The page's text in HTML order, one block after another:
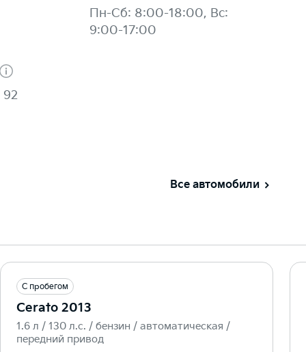
92
Пн-Сб: 8:00-18:00, Вс:
9:00-17:00
Все автомобили
С пробегом
Cerato 2013
1.6 л / 130 л.c. / бензин / автоматическая /
передний привод